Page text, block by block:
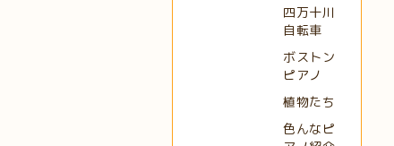
四万十川
自転車
ボストン
ピアノ
植物たち
色んなピ